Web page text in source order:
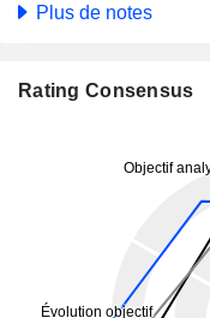
Plus de notes
Rating Consensus